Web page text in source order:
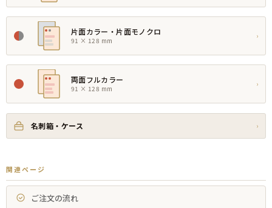
片面カラー・片面モノクロ
91 × 128 mm
›
両面フルカラー
91 × 128 mm
›
名刺箱・ケース ›
関連ページ
ご注文の流れ